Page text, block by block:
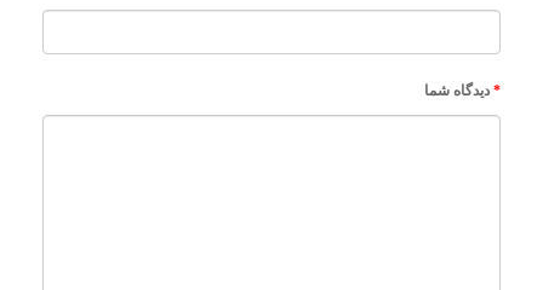
دیدگاه شما